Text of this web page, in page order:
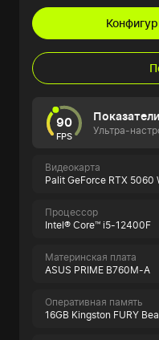
90
FPS Ультра-
Видеокарта
Palit GeForce RTX 5060
Процессор
Intel® Core™ i5-12400F
Материнская плата
ASUS PRIME B760M-A
Оперативная память
16GB Kingston FURY